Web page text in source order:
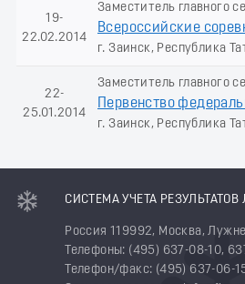
19-
22.02.2014
Заместитель главного
Всероссийские
г. Заинск, Республика
22-
25.01.2014
Заместитель главного
Первенство
г. Заинск, Республика
СИСТЕМА УЧЕТА
Россия 119992, Москва,
Телефоны: (495) 637-08-10,
Телефон/факс: (495) 637-06-